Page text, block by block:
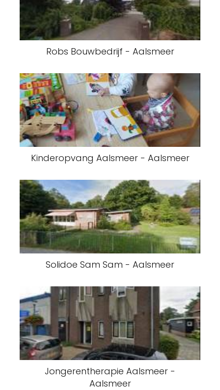
Robs Bouwbedrijf - Aalsmeer
Kinderopvang Aalsmeer - Aalsmeer
Solidoe Sam Sam - Aalsmeer
Jongerentherapie Aalsmeer -
Aalsmeer